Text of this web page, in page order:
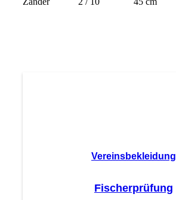
Vereinsbekleidung
Fischerprüfung